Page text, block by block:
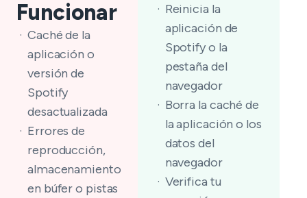
Funcionar
Caché de la
aplicación o
versión de
Spotify
desactualizada
Errores de
reproducción,
almacenamiento
en búfer o pistas
Reinicia la
aplicación de
Spotify o la
pestaña del
navegador
Borra la caché de
la aplicación o los
datos del
navegador
Verifica tu